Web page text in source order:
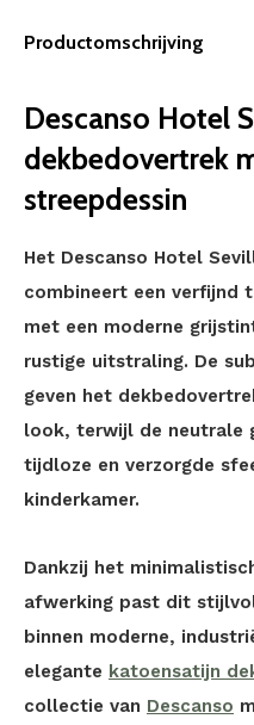
Productomschrijving
Descanso Hotel
dekbedovertrek
streepdessin
Het Descanso Hotel
combineert een verfijnd
met een moderne
rustige uitstraling. De
geven het
look, terwijl de neutrale
tijdloze en verzorgde
kinderkamer.
Dankzij het
afwerking past dit
binnen moderne,
elegante katoensatijn
collectie van Descanso